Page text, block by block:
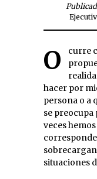
Ocurre con frecuencia. Aceptamos
hacer por
persona o a
se preocupa
veces
situaciones